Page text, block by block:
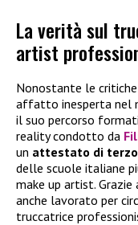
La verità sul
artist
Nonostante le
affatto inesperta nel
il suo percorso
reality condotto da
un attestato di terzo
delle scuole italiane
make up artist. Grazie
anche lavorato per
truccatrice